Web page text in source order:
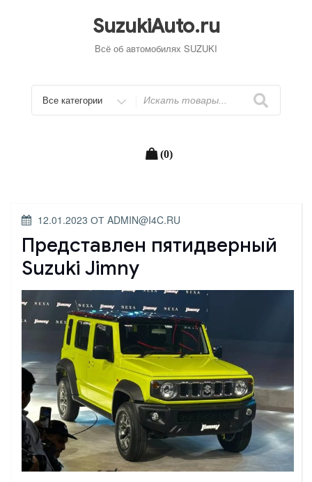
SuzukiAuto.ru
Всё об автомобилях SUZUKI
Искать
(0)
ОПУБЛИКОВАНО
12.01.2023 ОТ ADMIN@I4C.RU
Представлен пятидверный
Suzuki Jimny